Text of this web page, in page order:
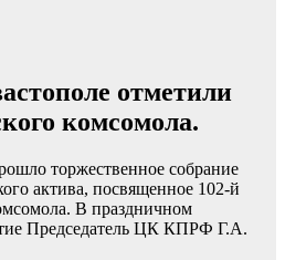
отметили
комсомола.
торжественное собрание
актива, посвященное 102-й
В праздничном
Председатель ЦК КПРФ Г.А.